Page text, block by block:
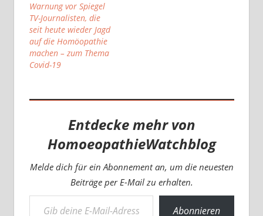
Warnung vor Spiegel
TV-Journalisten, die
seit heute wieder Jagd
auf die Homöopathie
machen – zum Thema
Covid-19
Entdecke mehr von
HomoeopathieWatchblog
Melde dich für ein Abonnement an, um die neuesten
Beiträge per E-Mail zu erhalten.
Gib deine E-Mail-Adresse ein ...
Abonnieren